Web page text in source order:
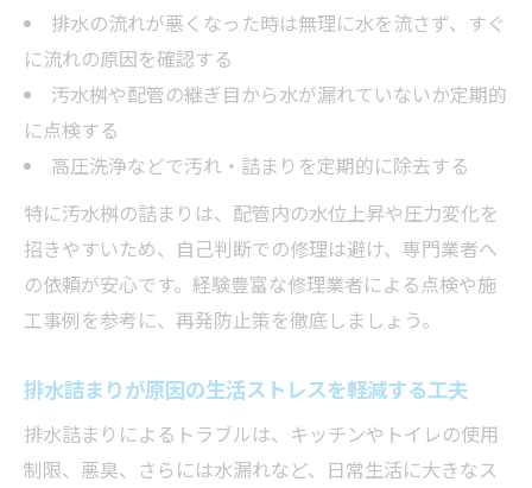
排水の流れが悪くなった時は無理に水を流さず、すぐ
に流れの原因を確認する
汚水桝や配管の継ぎ目から水が漏れていないか定期的
に点検する
高圧洗浄などで汚れ・詰まりを定期的に除去する
特に汚水桝の詰まりは、配管内の水位上昇や圧力変化を
招きやすいため、自己判断での修理は避け、専門業者へ
の依頼が安心です。経験豊富な修理業者による点検や施
工事例を参考に、再発防止策を徹底しましょう。
排水詰まりが原因の生活ストレスを軽減する工夫
排水詰まりによるトラブルは、キッチンやトイレの使用
制限、悪臭、さらには水漏れなど、日常生活に大きなス